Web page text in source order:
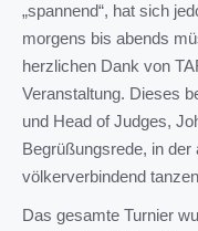
„spannend“, hat sich
morgens bis abends
herzlichen Dank von
Veranstaltung. Dieses
und Head of Judges,
Begrüßungsrede, in
völkerverbindend
Das gesamte Turnier